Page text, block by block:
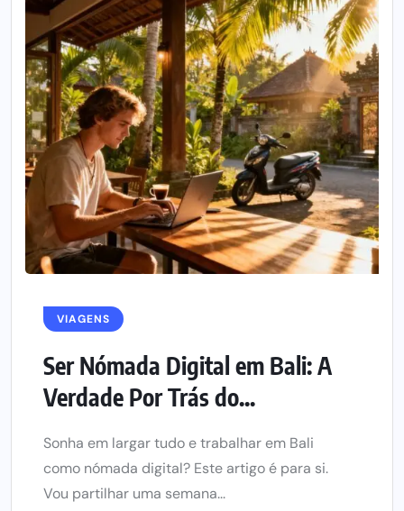
VIAGENS
Ser Nómada Digital em Bali: A
Verdade Por Trás do...
Sonha em largar tudo e trabalhar em Bali
como nómada digital? Este artigo é para si.
Vou partilhar uma semana...